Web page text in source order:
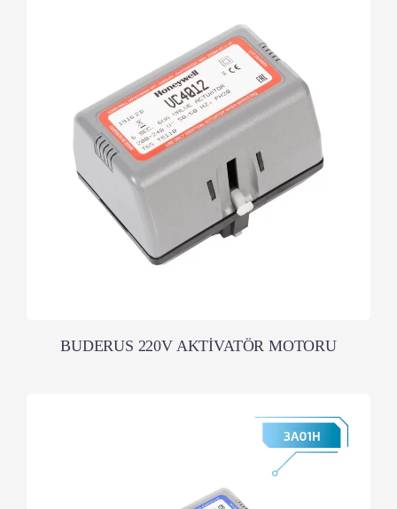
BUDERUS 220V AKTİVATÖR MOTORU